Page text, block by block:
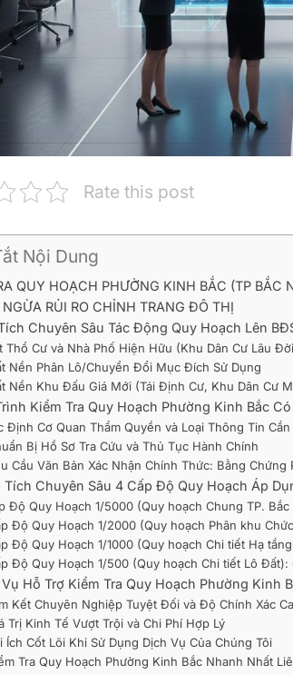
Rate this post
Nội Dung
QUY HOẠCH PHƯỜNG KINH BẮC (TP
NGỪA RỦI RO CHỈNH TRANG ĐÔ THỊ
Chuyên Sâu Tác Động Quy Hoạch Lên
Thổ Cư và Nhà Phố Hiện Hữu (Khu Dân Cư Lâu
Nền Phân Lô/Chuyển Đổi Mục Đích Sử Dụng
Nền Khu Đấu Giá Mới (Tái Định Cư, Khu Dân Cư
Kiểm Tra Quy Hoạch Phường Kinh Bắc
Định Cơ Quan Thẩm Quyền và Loại Thông Tin Cần
Bị Hồ Sơ Tra Cứu và Thủ Tục Hành Chính
Cầu Văn Bản Xác Nhận Chính Thức: Bằng Chứng
Tích Chuyên Sâu 4 Cấp Độ Quy Hoạch Áp
Độ Quy Hoạch 1/5000 (Quy hoạch Chung TP.
Độ Quy Hoạch 1/2000 (Quy hoạch Phân khu
Độ Quy Hoạch 1/1000 (Quy hoạch Chi tiết Hạ
Độ Quy Hoạch 1/500 (Quy hoạch Chi tiết Lô Đất):
Vụ Hỗ Trợ Kiểm Tra Quy Hoạch Phường Kinh
Kết Chuyên Nghiệp Tuyệt Đối và Độ Chính Xác
Trị Kinh Tế Vượt Trội và Chi Phí Hợp Lý
Ích Cốt Lõi Khi Sử Dụng Dịch Vụ Của Chúng Tôi
Tra Quy Hoạch Phường Kinh Bắc Nhanh Nhất